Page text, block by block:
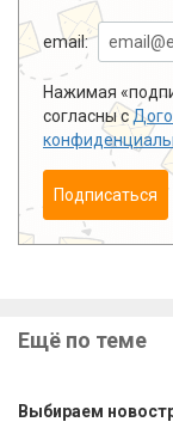
email:
Нажимая
согласны с
Подписаться
Ещё по теме
Выбираем